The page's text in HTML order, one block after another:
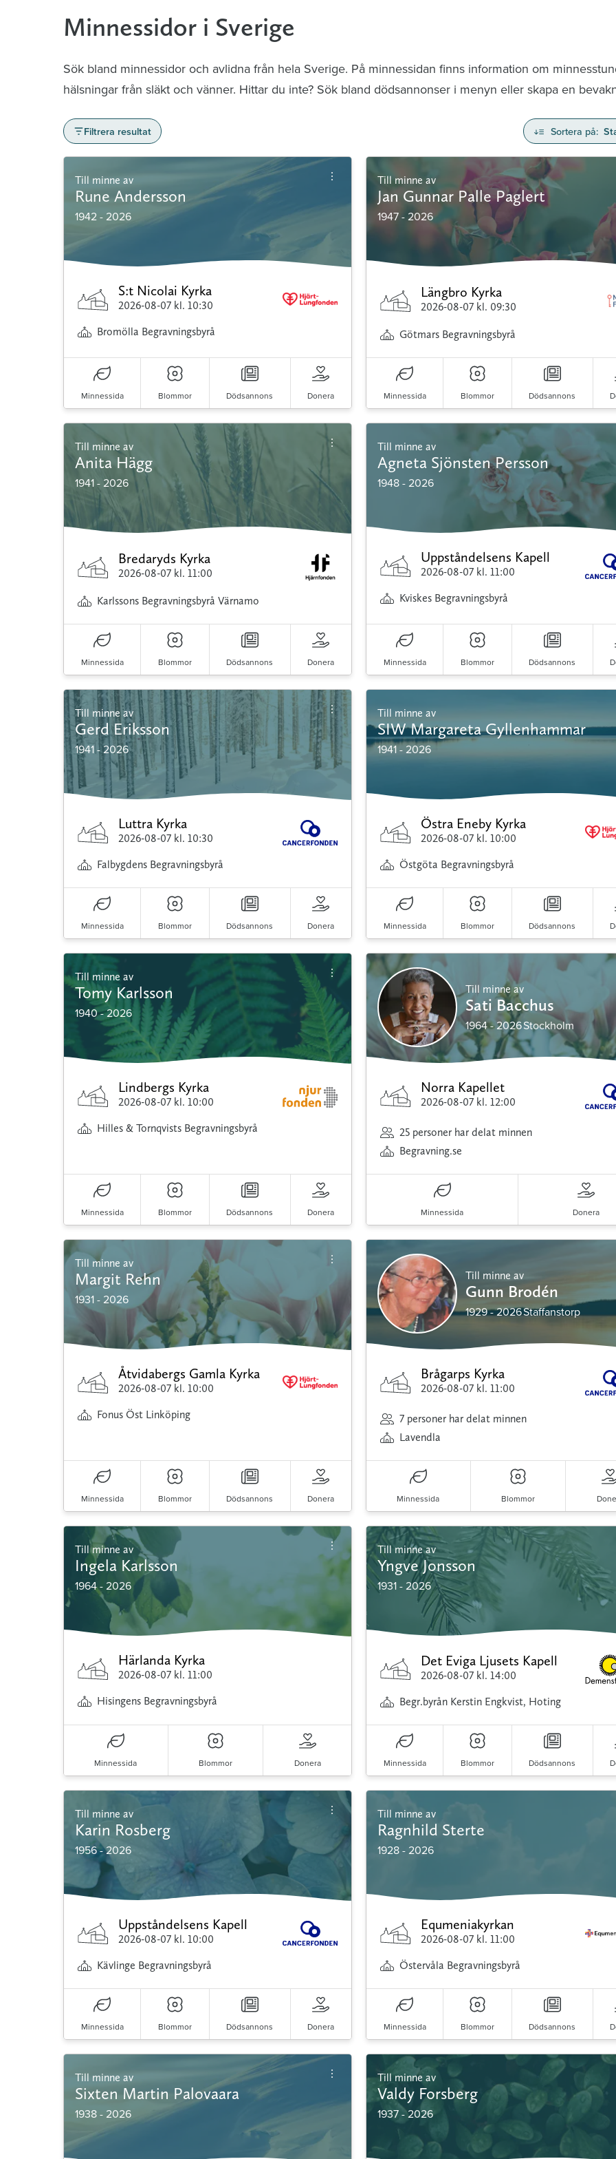
Minnessidor i Sverige
Sök bland minnessidor och avlidna från hela Sverige. På minnessidan finns information om
hälsningar från släkt och vänner. Hittar du inte? Sök bland dödsannonser i menyn eller skapa en
Filtrera resultat Sortera på:
Till minne av
Rune Andersson
1942 - 2026
S:t Nicolai Kyrka
2026-08-07 kl. 10:30
Bromölla Begravningsbyrå
Minnessida Blommor Dödsannons Donera
Till minne av
Jan Gunnar Palle Paglert
1947 - 2026
Längbro Kyrka
2026-08-07 kl. 09:30
Götmars Begravningsbyrå
Minnessida Blommor Dödsannons
Till minne av
Anita Hägg
1941 - 2026
Bredaryds Kyrka
2026-08-07 kl. 11:00
Karlssons Begravningsbyrå Värnamo
Minnessida Blommor Dödsannons Donera
Till minne av
Agneta Sjönsten Persson
1948 - 2026
Uppståndelsens Kapell
2026-08-07 kl. 11:00
Kviskes Begravningsbyrå
Minnessida Blommor Dödsannons
Till minne av
Gerd Eriksson
1941 - 2026
Luttra Kyrka
2026-08-07 kl. 10:30
Falbygdens Begravningsbyrå
Minnessida Blommor Dödsannons Donera
Till minne av
SIW Margareta Gyllenhammar
1941 - 2026
Östra Eneby Kyrka
2026-08-07 kl. 10:00
Östgöta Begravningsbyrå
Minnessida Blommor Dödsannons
Till minne av
Tomy Karlsson
1940 - 2026
Lindbergs Kyrka
2026-08-07 kl. 10:00
Hilles & Tornqvists Begravningsbyrå
Minnessida Blommor Dödsannons Donera
Till minne av
Sati Bacchus
1964 - 2026Stockholm
Norra Kapellet
2026-08-07 kl. 12:00
25 personer har delat minnen
Begravning.se
Minnessida Donera
Till minne av
Margit Rehn
1931 - 2026
Åtvidabergs Gamla Kyrka
2026-08-07 kl. 10:00
Fonus Öst Linköping
Minnessida Blommor Dödsannons Donera
Till minne av
Gunn Brodén
1929 - 2026Staffanstorp
Brågarps Kyrka
2026-08-07 kl. 11:00
7 personer har delat minnen
Lavendla
Minnessida Blommor
Till minne av
Ingela Karlsson
1964 - 2026
Härlanda Kyrka
2026-08-07 kl. 11:00
Hisingens Begravningsbyrå
Minnessida Blommor Donera
Till minne av
Yngve Jonsson
1931 - 2026
Det Eviga Ljusets Kapell
2026-08-07 kl. 14:00
Begr.byrån Kerstin Engkvist, Hoting
Minnessida Blommor Dödsannons
Till minne av
Karin Rosberg
1956 - 2026
Uppståndelsens Kapell
2026-08-07 kl. 10:00
Kävlinge Begravningsbyrå
Minnessida Blommor Dödsannons Donera
Till minne av
Ragnhild Sterte
1928 - 2026
Equmeniakyrkan
2026-08-07 kl. 11:00
Östervåla Begravningsbyrå
Minnessida Blommor Dödsannons
Till minne av
Sixten Martin Palovaara
1938 - 2026
Till minne av
Valdy Forsberg
1937 - 2026